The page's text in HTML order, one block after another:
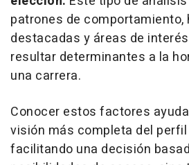
patrones de comportamiento,
destacadas y áreas de
resultar determinantes a la
una carrera.
Conocer estos factores
visión más completa del
facilitando una decisión